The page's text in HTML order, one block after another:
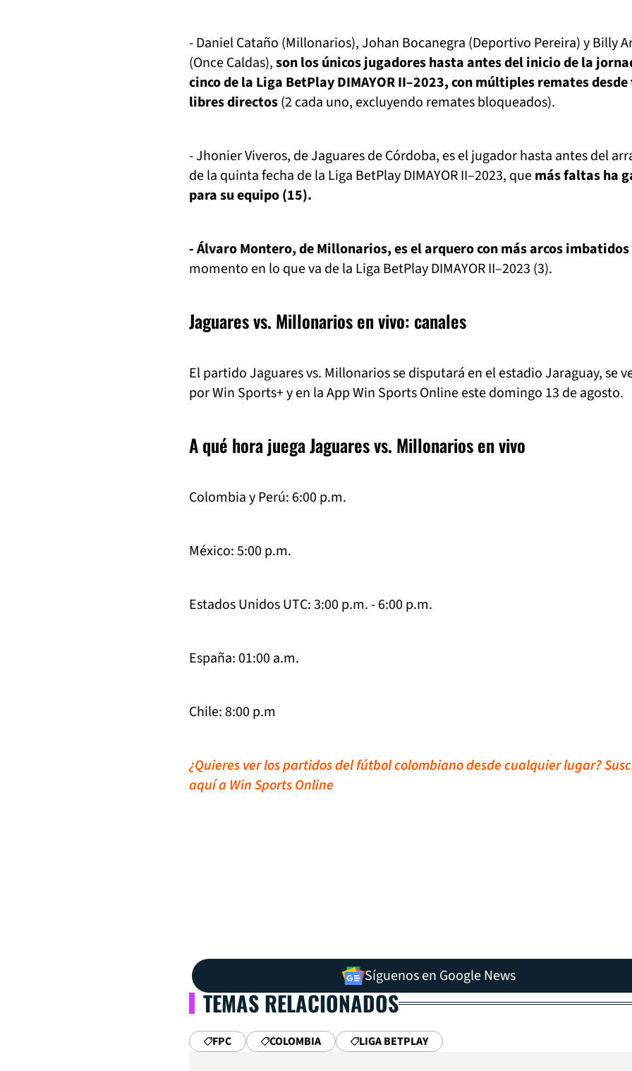
- Daniel Cataño (Millonarios), Johan Bocanegra (Deportivo Pereira) y Billy
(Once Caldas),son los únicos jugadores hasta antes del inicio de la
cinco de la Liga BetPlay DIMAYOR II–2023, con múltiples remates
libres directos(2 cada uno, excluyendo remates bloqueados).
- Jhonier Viveros, de Jaguares de Córdoba, es el jugador hasta antes del
de la quinta fecha de la Liga BetPlay DIMAYOR II–2023, quemás faltas ha
para su equipo (15).
- Álvaro Montero, de Millonarios, es el arquero con más arcos imbatidos
momento en lo que va de la Liga BetPlay DIMAYOR II–2023 (3).
Jaguares vs. Millonarios en vivo: canales
El partido Jaguares vs. Millonarios se disputará en el estadio Jaraguay, se
por Win Sports+ y en la App Win Sports Online este domingo 13 de agosto.
A qué hora juega Jaguares vs. Millonarios en vivo
Colombia y Perú: 6:00 p.m.
México: 5:00 p.m.
Estados Unidos UTC: 3:00 p.m. - 6:00 p.m.
España: 01:00 a.m.
Chile: 8:00 p.m
¿Quieres ver los partidos del fútbol colombiano desde cualquier lugar?
aquí a Win Sports Online
Síguenos en Google News
TEMAS RELACIONADOS
FPC COLOMBIA LIGA BETPLAY